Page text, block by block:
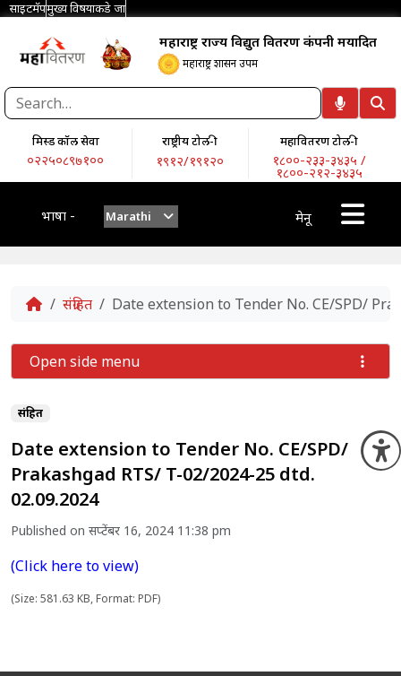
साइटमॅपमुख्य विषयाकडे जा
महाराष्ट्र राज्य विद्युत वितरण कंपनी मर्यादित
महाराष्ट्र शासन उपक्रम
मिस्ड कॉल सेवा
०२२५०८९७१००
राष्ट्रीय टोल-फ्री
१९१२/१९१२०
महावितरण टोल-फ्री
१८००-२३३-३४३५ /
१८००-२१२-३४३५
भाषा - Marathi मेनू
Home
संग्रहित Date extension to Tender No. CE/SPD/
संग्रहित
Date extension to Tender No. CE/SPD/
Prakashgad RTS/ T-02/2024-25 dtd.
02.09.2024
Published on सप्टेंबर 16, 2024 11:38 pm
(Click here to view)
(Size: 581.63 KB, Format: PDF)
Open side menu